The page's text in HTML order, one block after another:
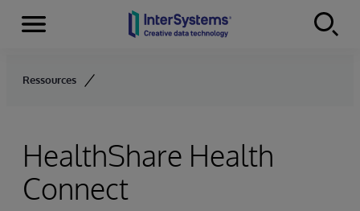
Skip to content
Menu
Ressources
HealthShare Health
Connect